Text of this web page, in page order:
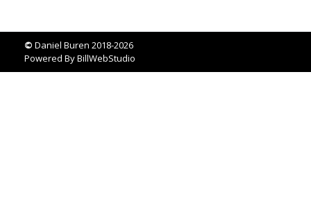
© Daniel Buren 2018-2026
Powered ByBillWebStudio